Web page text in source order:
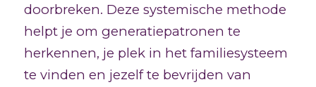
doorbreken. Deze systemische methode
helpt je om generatiepatronen te
herkennen, je plek in het familiesysteem
te vinden en jezelf te bevrijden van